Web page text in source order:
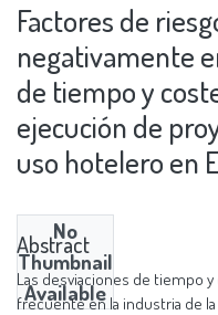
Factores de
negativamente
de tiempo y
ejecución de
uso hotelero en
No
Thumbnail
Available
Abstract
Las desviaciones de tiempo
frecuente en la industria de